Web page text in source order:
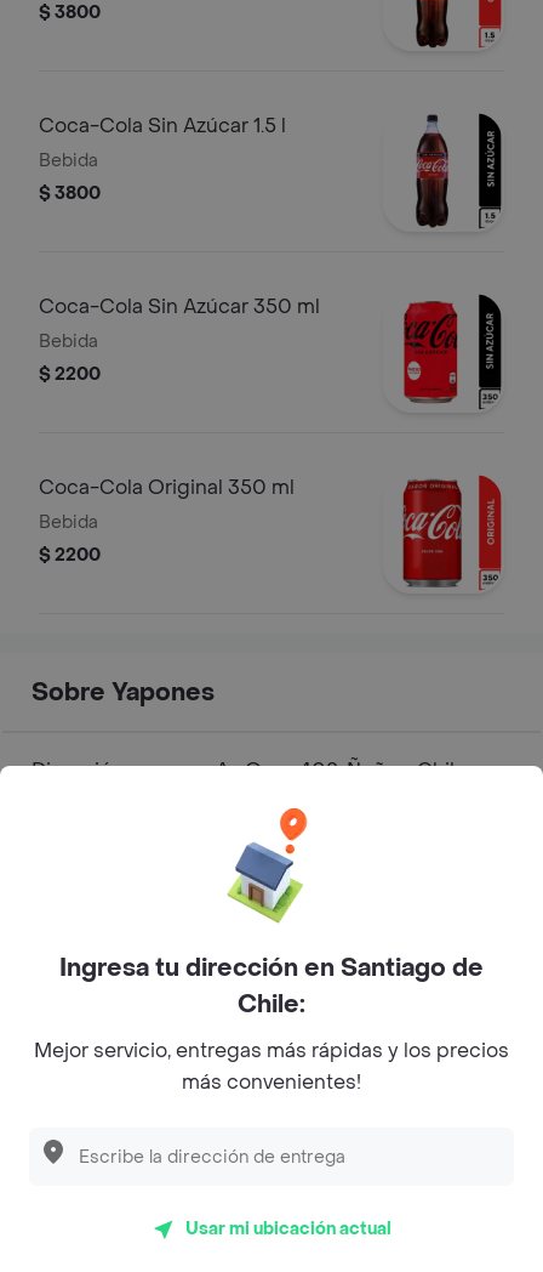
$ 3800
Coca-Cola Sin Azúcar 1.5 l
Bebida
$ 3800
Coca-Cola Sin Azúcar 350 ml
Bebida
$ 2200
Coca-Cola Original 350 ml
Bebida
$ 2200
Sobre Yapones
Dirección Av. Ossa 402, Ñuñoa, Chile
Sushi
Gohan tori + bebida 220cc
cuesta $ 11.490
Tori on fire + spring roll
cuesta $ 17.990
Promo 30 Piezas
Promoción 30 Piezas Exotic
cuesta $ 27.990
Ingresa tu dirección en Santiago de
Chile:
Mejor servicio, entregas más rápidas y los precios
más convenientes!
Usar mi ubicación actual